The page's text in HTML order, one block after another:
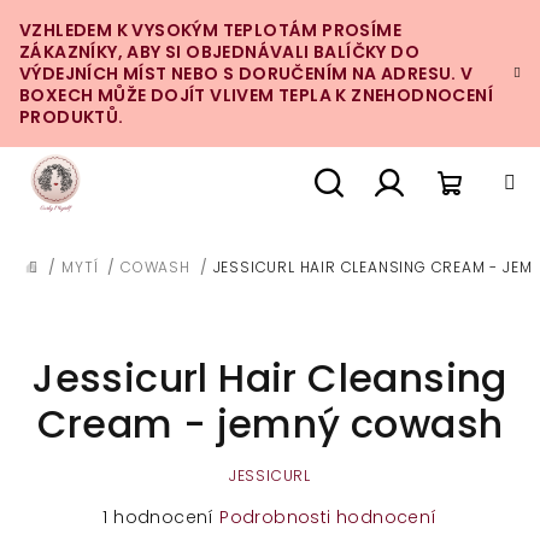
na
obsah
VZHLEDEM K VYSOKÝM TEPLOTÁM PROSÍME
ZÁKAZNÍKY, ABY SI OBJEDNÁVALI BALÍČKY DO
VÝDEJNÍCH MÍST NEBO S DORUČENÍM NA ADRESU. V
BOXECH MŮŽE DOJÍT VLIVEM TEPLA K ZNEHODNOCENÍ
PRODUKTŮ.
DOMŮ
/ MYTÍ / COWASH / JESSICURL HAIR CLEANSING CREAM -
Jessicurl Hair Cleansing
Cream - jemný cowash
JESSICURL
Průměrné
1 hodnocení Podrobnosti hodnocení